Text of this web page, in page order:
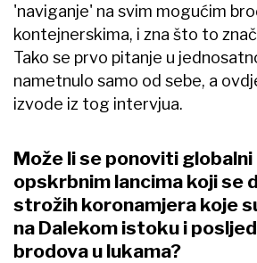
'naviganje' na svim mogućim
kontejnerskima, i zna što to
Tako se prvo pitanje u
nametnulo samo od sebe, a
izvode iz tog intervjua.
Može li se ponoviti
opskrbnim lancima koji se
strožih koronamjera koje
na Dalekom istoku i
brodova u lukama?